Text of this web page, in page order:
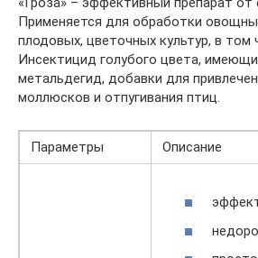
Применяется для обработки
плодовых, цветочных культур, в том
Инсектицид голубого цвета,
метальдегид, добавки для
моллюсков и отпугивания птиц.
Параметры Описание